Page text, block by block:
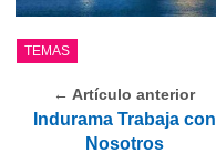
TEMAS
← Artículo anterior
Indurama Trabaja con
Nosotros